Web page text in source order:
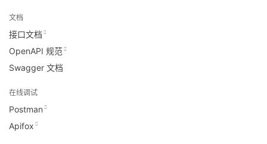
文档
接口文档
OpenAPI 规范
Swagger 文档
在线调试
Postman
Apifox